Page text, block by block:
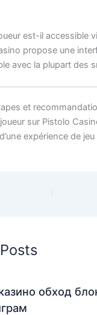
est-il accessible
propose une
avec la plupart des
et
sur Pistolo
expérience de
обход